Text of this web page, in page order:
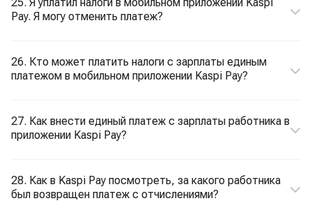
Pay. Я могу отменить платеж?
26. Кто может платить налоги с зарплаты единым
платежом в мобильном приложении Kaspi Pay?
27. Как внести единый платеж с зарплаты работника в
приложении Kaspi Pay?
28. Как в Kaspi Pay посмотреть, за какого работника
был возвращен платеж с отчислениями?